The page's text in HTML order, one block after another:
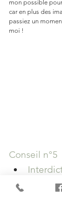
mon possible
car en plus des
passiez un
moi !
Conseil n°5
Pour les séances